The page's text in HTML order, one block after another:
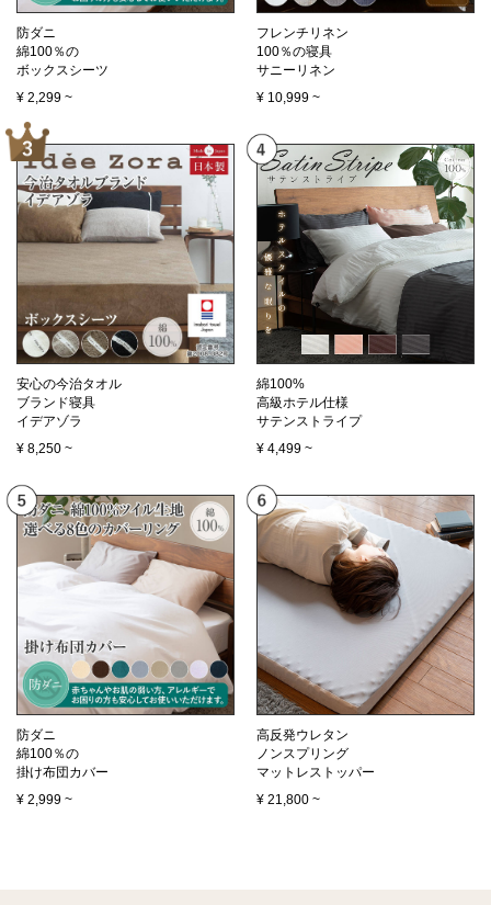
防ダニ
綿100％の
ボックスシーツ
¥ 2,299 ~
フレンチリネン
100％の寝具
サニーリネン
¥ 10,999 ~
安心の今治タオル
ブランド寝具
イデアゾラ
¥ 8,250 ~
綿100%
高級ホテル仕様
サテンストライプ
¥ 4,499 ~
防ダニ
綿100％の
掛け布団カバー
¥ 2,999 ~
高反発ウレタン
ノンスプリング
マットレストッパー
¥ 21,800 ~